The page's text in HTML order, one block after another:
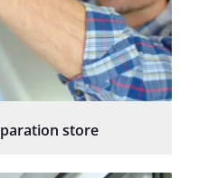
store